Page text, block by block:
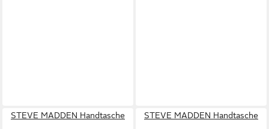
STEVE MADDEN Handtasche STEVE MADDEN Handtasche